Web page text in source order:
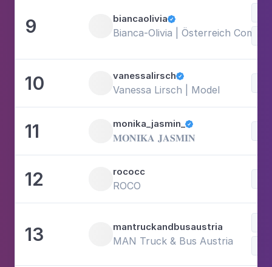
9 biancaolivia
Bianca-Olivia | Österreich Comedy
10 vanessalirsch
Vanessa Lirsch | Model
11 monika_jasmin_
𝐌𝐎𝐍𝐈𝐊𝐀 𝐉𝐀𝐒𝐌𝐈𝐍
12 rococc
ROCO
13 mantruckandbusaustria
MAN Truck & Bus Austria